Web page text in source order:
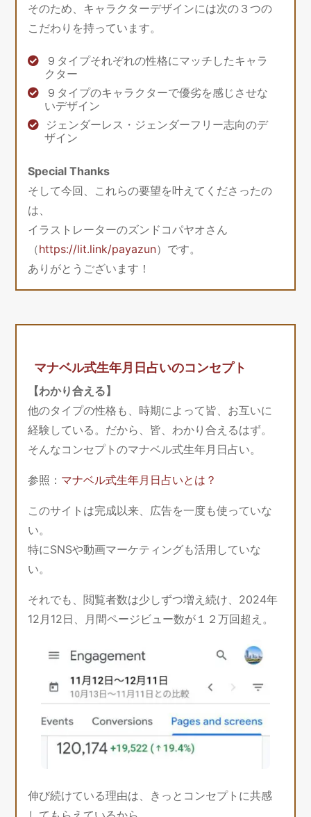
そのため、キャラクターデザインには次の３つの
こだわりを持っています。
９タイプそれぞれの性格にマッチしたキャラ
クター
９タイプのキャラクターで優劣を感じさせな
いデザイン
ジェンダーレス・ジェンダーフリー志向のデ
ザイン
Special Thanks
そして今回、これらの要望を叶えてくださったの
は、
イラストレーターのズンドコパヤオさん
（https://lit.link/payazun）です。
ありがとうございます！
マナベル式生年月日占いのコンセプト
【わかり合える】
他のタイプの性格も、時期によって皆、お互いに
経験している。だから、皆、わかり合えるはず。
そんなコンセプトのマナベル式生年月日占い。
参照： マナベル式生年月日占いとは？
このサイトは完成以来、広告を一度も使っていな
い。
特にSNSや動画マーケティングも活用していな
い。
それでも、閲覧者数は少しずつ増え続け、2024年
12月12日、月間ページビュー数が１２万回超え。
伸び続けている理由は、きっとコンセプトに共感